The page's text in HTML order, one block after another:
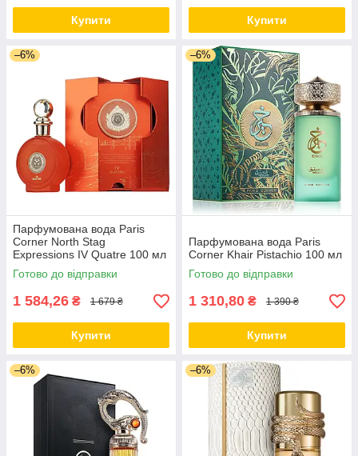
Купити Купити
–6%
Парфумована вода Paris
Corner North Stag
Expressions IV Quatre 100 мл
Готово до відправки
1 584,26 ₴ 1 679 ₴
Купити
–6%
Парфумована вода Paris
Corner Khair Pistachio 100 мл
Готово до відправки
1 310,80 ₴ 1 390 ₴
Купити
–6% –6%